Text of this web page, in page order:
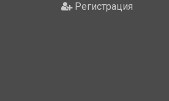
Регистрация